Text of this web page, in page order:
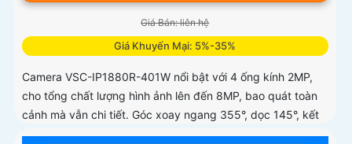
Giá Bán: liên hệ
Giá Khuyến Mại: 5%-35%
Camera VSC-IP1880R-401W nổi bật với 4 ống kính 2MP,
cho tổng chất lượng hình ảnh lên đến 8MP, bao quát toàn
cảnh mà vẫn chi tiết. Góc xoay ngang 355°, dọc 145°, kết
hợp đàm thoại hai chiều giúp quan sát và tương tác dễ